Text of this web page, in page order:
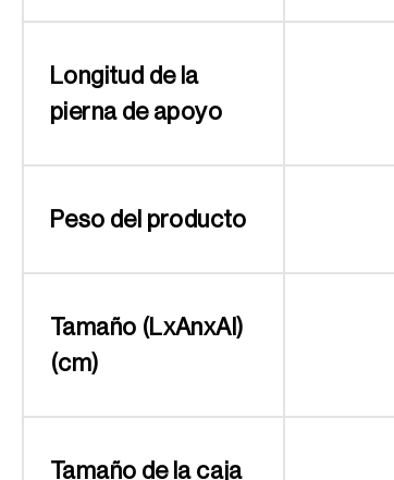
Longitud de la
pierna de apoyo
Peso del producto
Tamaño (LxAnxAl)
(cm)
Tamaño de la caja